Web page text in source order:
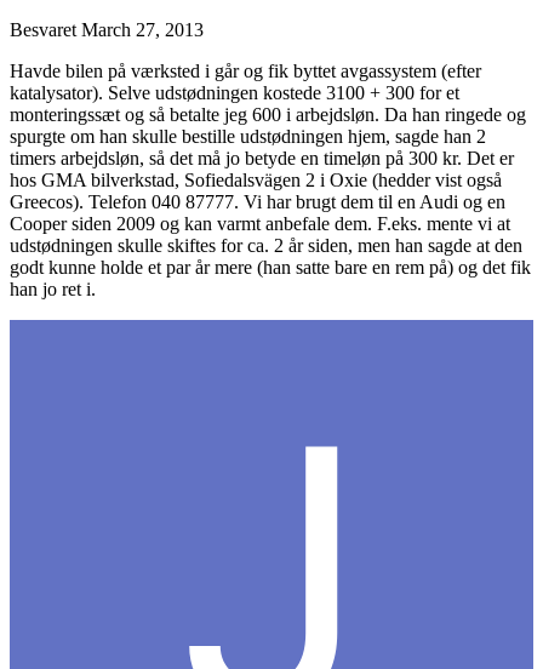
Besvaret March 27, 2013
Havde bilen på værksted i går og fik byttet avgassystem (efter
katalysator). Selve udstødningen kostede 3100 + 300 for et
monteringssæt og så betalte jeg 600 i arbejdsløn. Da han ringede og
spurgte om han skulle bestille udstødningen hjem, sagde han 2
timers arbejdsløn, så det må jo betyde en timeløn på 300 kr. Det er
hos GMA bilverkstad, Sofiedalsvägen 2 i Oxie (hedder vist også
Greecos). Telefon 040 87777. Vi har brugt dem til en Audi og en
Cooper siden 2009 og kan varmt anbefale dem. F.eks. mente vi at
udstødningen skulle skiftes for ca. 2 år siden, men han sagde at den
godt kunne holde et par år mere (han satte bare en rem på) og det fik
han jo ret i.